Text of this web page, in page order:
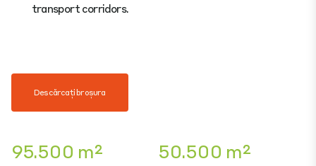
transport corridors.
Descărcați broșura
95.500 m² 50.500 m²